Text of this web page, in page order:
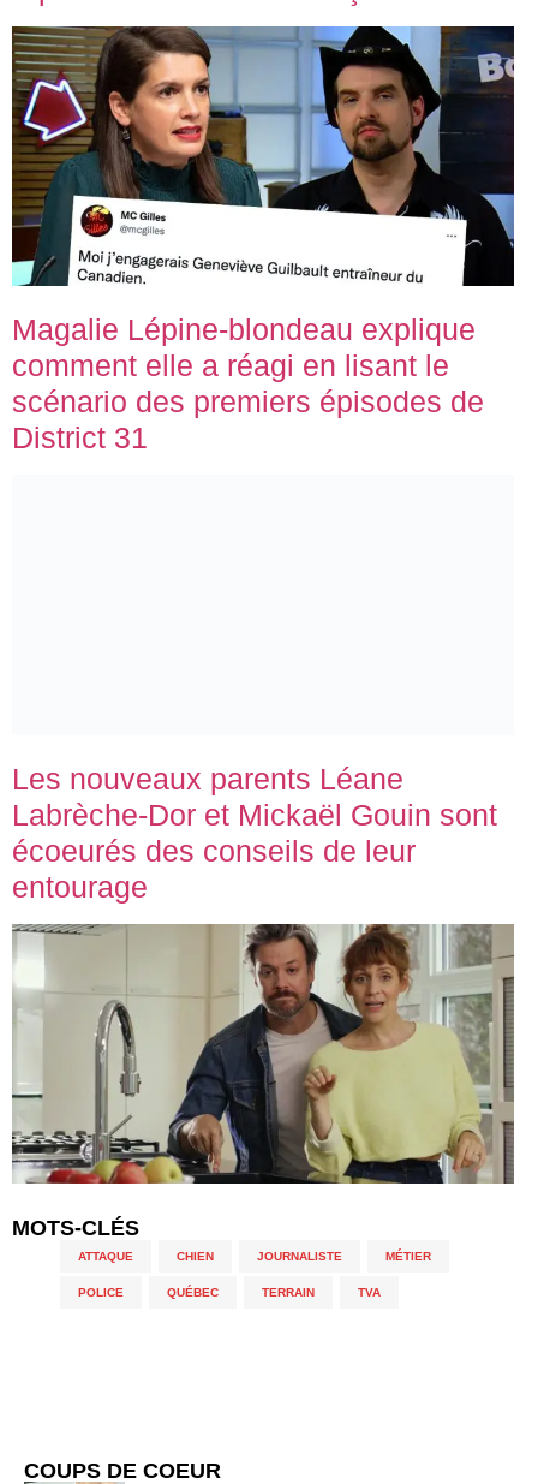
Magalie Lépine-blondeau explique
comment elle a réagi en lisant le
scénario des premiers épisodes de
District 31
Les nouveaux parents Léane
Labrèche-Dor et Mickaël Gouin sont
écoeurés des conseils de leur
entourage
MOTS-CLÉS
ATTAQUE CHIEN JOURNALISTE MÉTIER
POLICE QUÉBEC TERRAIN TVA
COUPS DE COEUR